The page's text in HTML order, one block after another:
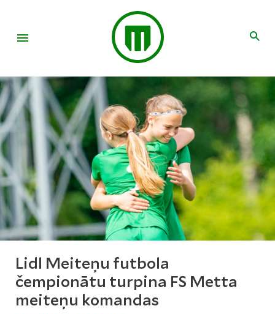
Lidl Meiteņu futbola
čempionātu turpina FS Metta
meiteņu komandas